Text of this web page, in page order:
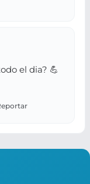
el dia? 💪